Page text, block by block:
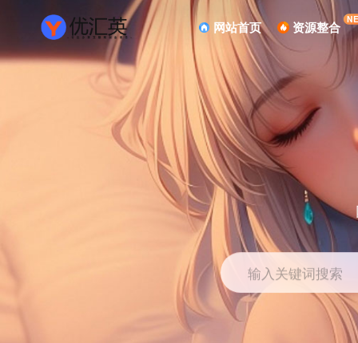
网站首页 资源整合
输入关键词搜索